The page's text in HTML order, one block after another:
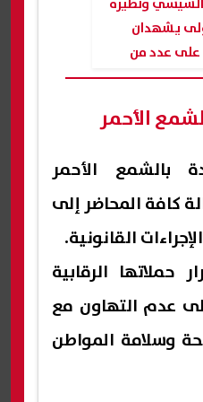
يشهدان
على عدد من
الأحمر
بالشمع الأحمر
كافة المحاضر إلى
القانونية.
حملاتها الرقابية
عدم التهاون مع
وسلامة المواطن